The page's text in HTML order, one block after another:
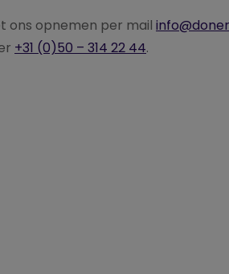
ons opnemen per mail
+31 (0)50 – 314 22 44.